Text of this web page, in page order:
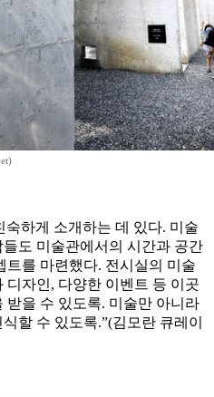
하게 소개하는 데 있다. 미술
도 미술관에서의 시간과 공간
트를 마련했다. 전시실의 미술
디자인, 다양한 이벤트 등 이곳
받을 수 있도록. 미술만 아니라
할 수 있도록.”(김모란 큐레이